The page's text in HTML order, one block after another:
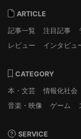
ARTICLE
記事一覧
注目記事
レビュー
インタビュ
CATEGORY
本・文芸
情報化社会
音楽・映像
ゲーム
SERVICE